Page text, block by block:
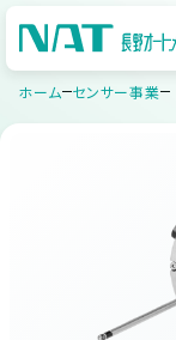
ホーム センサー事業